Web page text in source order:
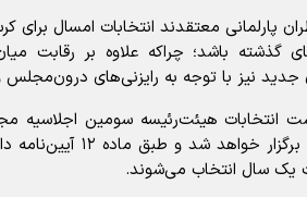
پارلمانی معتقدند انتخابات امسال برای
گذشته باشد؛ چراکه علاوه بر رقابت
جدید نیز با توجه به رایزنی‌های درون‌مجلس
انتخابات هیئت‌رئیسه سومین اجلاسیه
خردادماه برگزار
یک سال انتخاب می‌شوند.